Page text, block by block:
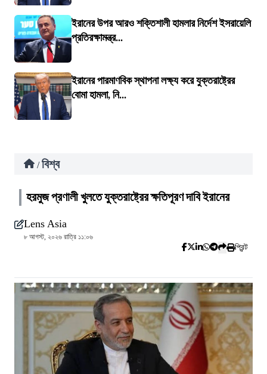
ইরানের উপর আরও শক্তিশালী হামলার নির্দেশ ইসরায়েলি
প্রতিরক্ষামন্ত্র...
ইরানের পারমাণবিক স্থাপনা লক্ষ্য করে যুক্তরাষ্ট্রের
বোমা হামলা, নি...
/ বিশ্ব
হরমুজ প্রণালী খুলতে যুক্তরাষ্ট্রের ক্ষতিপূরণ দাবি ইরানের
Lens Asia
৮ আগস্ট, ২০২৬ রাত্রি ১১:০৬
প্রিন্ট